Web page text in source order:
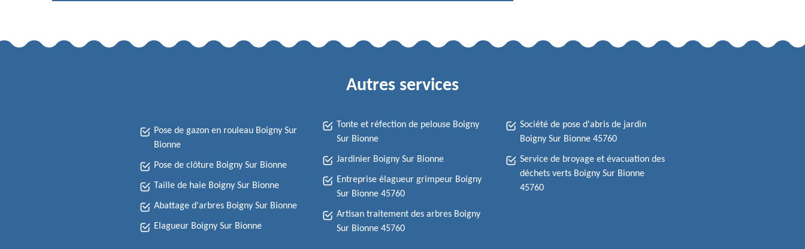
Autres services
Pose de gazon en rouleau Boigny Sur
Bionne
Pose de clôture Boigny Sur Bionne
Taille de haie Boigny Sur Bionne
Abattage d'arbres Boigny Sur Bionne
Elagueur Boigny Sur Bionne
Tonte et réfection de pelouse Boigny
Sur Bionne
Jardinier Boigny Sur Bionne
Entreprise élagueur grimpeur Boigny
Sur Bionne 45760
Artisan traitement des arbres Boigny
Sur Bionne 45760
Société de pose d'abris de jardin
Boigny Sur Bionne 45760
Service de broyage et évacuation des
déchets verts Boigny Sur Bionne
45760